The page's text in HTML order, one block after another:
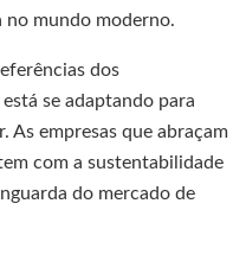
no mundo moderno.
dos
se adaptando para
As empresas que abraçam
com a sustentabilidade
do mercado de